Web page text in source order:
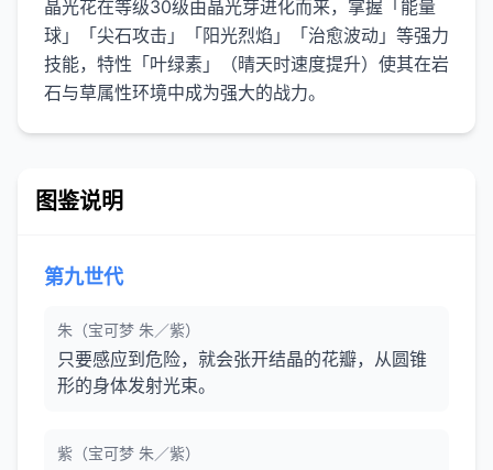
晶光花在等级30级由晶光芽进化而来，掌握「能量
球」「尖石攻击」「阳光烈焰」「治愈波动」等强力
技能，特性「叶绿素」（晴天时速度提升）使其在岩
石与草属性环境中成为强大的战力。
图鉴说明
第九世代
朱（宝可梦 朱／紫）
只要感应到危险，就会张开结晶的花瓣，从圆锥
形的身体发射光束。
紫（宝可梦 朱／紫）